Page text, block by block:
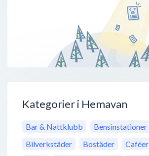
Kategorier i Hemavan
Bar & Nattklubb
Bensinstationer
Bilverkstäder
Bostäder Caféer